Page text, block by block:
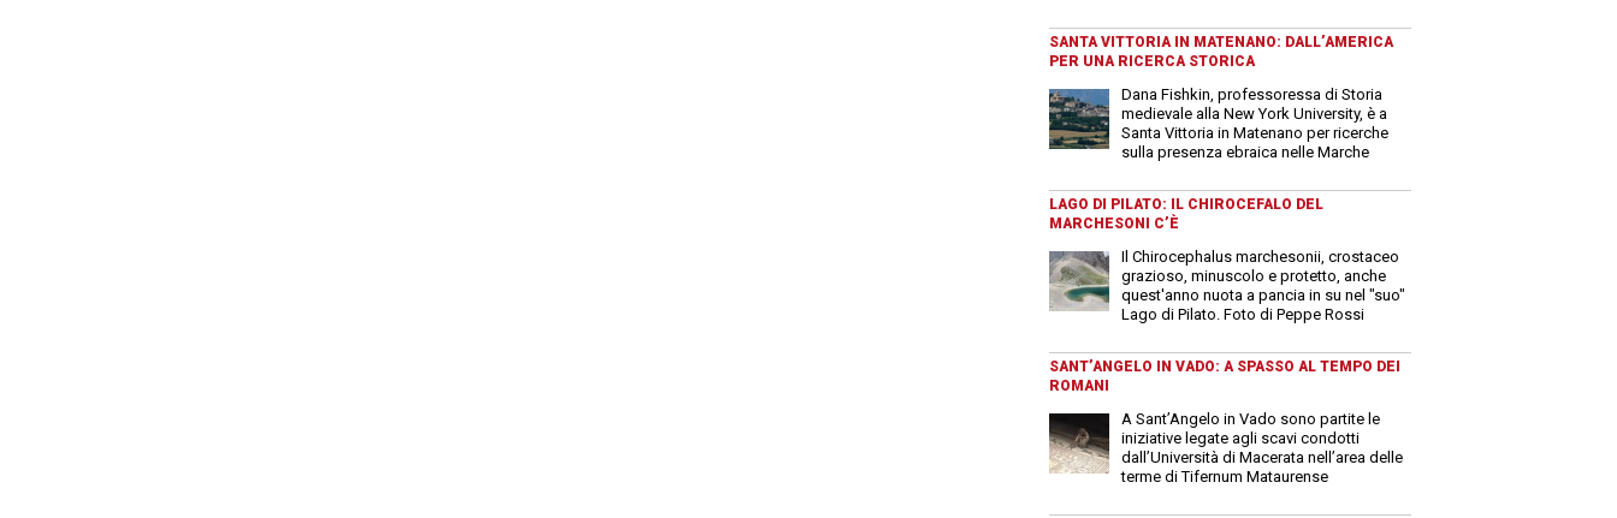
SANTA VITTORIA IN MATENANO: DALL’AMERICA
PER UNA RICERCA STORICA
Dana Fishkin, professoressa di Storia
medievale alla New York University, è a
Santa Vittoria in Matenano per ricerche
sulla presenza ebraica nelle Marche
LAGO DI PILATO: IL CHIROCEFALO DEL
MARCHESONI C’È
Il Chirocephalus marchesonii, crostaceo
grazioso, minuscolo e protetto, anche
quest'anno nuota a pancia in su nel "suo"
Lago di Pilato. Foto di Peppe Rossi
SANT’ANGELO IN VADO: A SPASSO AL TEMPO DEI
ROMANI
A Sant’Angelo in Vado sono partite le
iniziative legate agli scavi condotti
dall’Università di Macerata nell’area delle
terme di Tifernum Mataurense